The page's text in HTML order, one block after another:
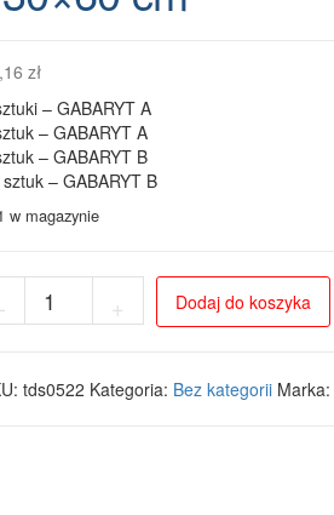
zł
– GABARYT A
– GABARYT A
– GABARYT B
– GABARYT B
w magazynie
-
Mata
przeciwsłoneczna
+ Dodaj do koszyka
tds0522 Kategoria: Bez kategorii Marka: